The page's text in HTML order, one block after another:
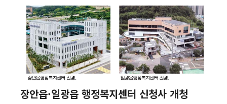
장안읍·일광읍 행정복지센터 신청사 개청